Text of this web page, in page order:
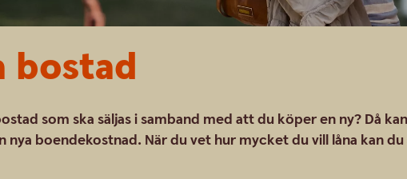
bostad
som ska säljas i samband med att du köper en ny? Då
nya boendekostnad. När du vet hur mycket du vill låna kan